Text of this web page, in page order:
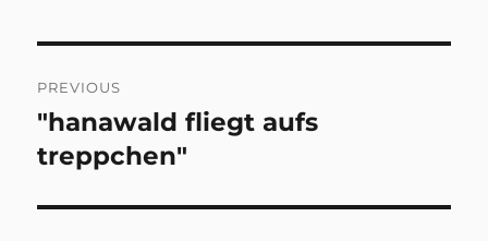
navigation
PREVIOUS
Previous
post:
"hanawald fliegt aufs
treppchen"